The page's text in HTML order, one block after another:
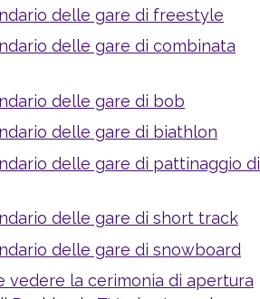
delle gare di freestyle
delle gare di combinata
delle gare di bob
delle gare di biathlon
delle gare di pattinaggio di
delle gare di short track
delle gare di snowboard
vedere la cerimonia di apertura